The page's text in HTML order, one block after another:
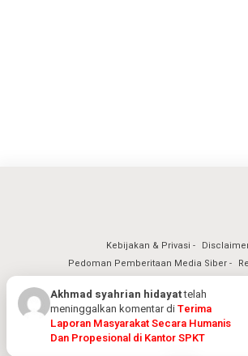
Kebijakan & Privasi
Pedoman Pemberitaan Media Siber
Nuansa Realita Jaya 2026
Akhmad syahrian hidayattelah
meninggalkan komentar diTerima
Laporan Masyarakat Secara Humanis